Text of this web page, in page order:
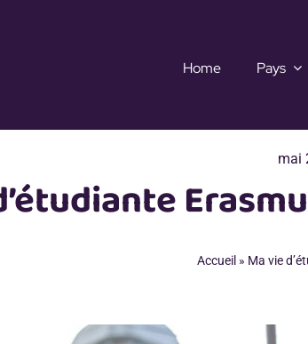
Home Pays
mai
Accueil » Ma vie